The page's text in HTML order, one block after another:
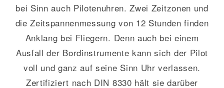
bei Sinn auch Pilotenuhren. Zwei Zeitzonen und
die Zeitspannenmessung von 12 Stunden finden
Anklang bei Fliegern. Denn auch bei einem
Ausfall der Bordinstrumente kann sich der Pilot
voll und ganz auf seine Sinn Uhr verlassen.
Zertifiziert nach DIN 8330 hält sie darüber